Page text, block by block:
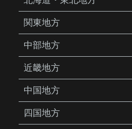
関東地方
中部地方
近畿地方
中国地方
四国地方
PRODUCTS